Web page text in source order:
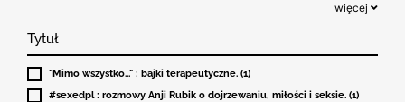
więcej
Tytuł
"Mimo wszystko..." : bajki terapeutyczne. (1)
#sexedpl : rozmowy Anji Rubik o dojrzewaniu, miłości i seksie. (1)